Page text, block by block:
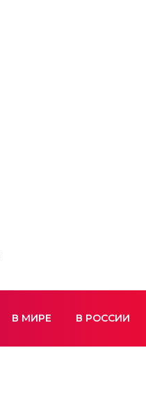
В МИРЕ В РОССИИ